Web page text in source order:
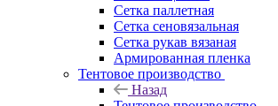
Сетка паллетная
Сетка сеновязальная
Сетка рукав вязаная
Армированная пленка
Тентовое производство
Назад